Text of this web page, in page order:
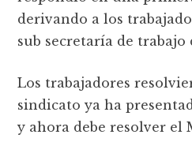
derivando a los
sub secretaría de trabajo
Los trabajadores
sindicato ya ha
y ahora debe resolver el